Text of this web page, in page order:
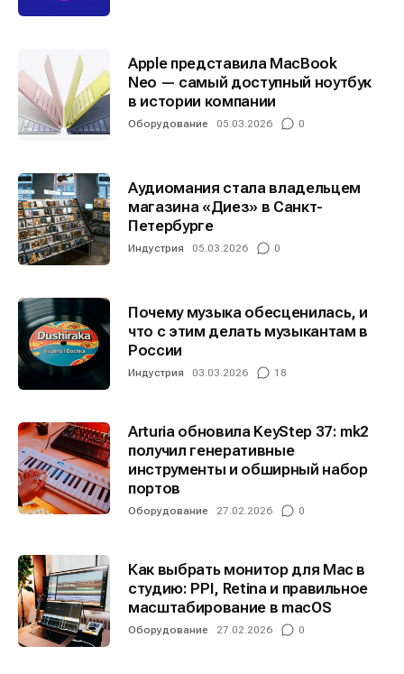
Apple представила MacBook
Neo — самый доступный ноутбук
в истории компании
Оборудование 05.03.2026 0
Аудиомания стала владельцем
магазина «Диез» в Санкт-
Петербурге
Индустрия 05.03.2026 0
Почему музыка обесценилась, и
что с этим делать музыкантам в
России
Индустрия 03.03.2026 18
Arturia обновила KeyStep 37: mk2
получил генеративные
инструменты и обширный набор
портов
Оборудование 27.02.2026 0
Как выбрать монитор для Mac в
студию: PPI, Retina и правильное
масштабирование в macOS
Оборудование 27.02.2026 0